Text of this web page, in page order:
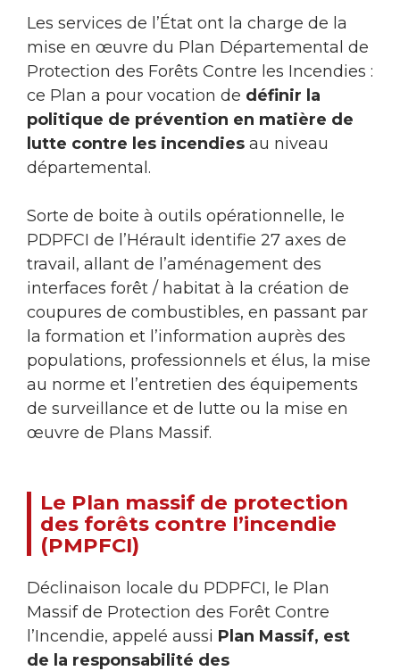
Les services de l’État ont la charge de la
mise en œuvre du Plan Départemental de
Protection des Forêts Contre les Incendies :
ce Plan a pour vocation de définir la
politique de prévention en matière de
lutte contre les incendies au niveau
départemental.
Sorte de boite à outils opérationnelle, le
PDPFCI de l’Hérault identifie 27 axes de
travail, allant de l’aménagement des
interfaces forêt / habitat à la création de
coupures de combustibles, en passant par
la formation et l’information auprès des
populations, professionnels et élus, la mise
au norme et l’entretien des équipements
de surveillance et de lutte ou la mise en
œuvre de Plans Massif.
Le Plan massif de protection
des forêts contre l’incendie
(PMPFCI)
Déclinaison locale du PDPFCI, le Plan
Massif de Protection des Forêt Contre
l’Incendie, appelé aussi Plan Massif, est
de la responsabilité des